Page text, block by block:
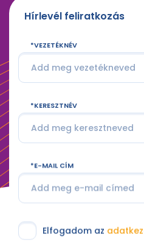
Hírlevél feliratkozás
VEZETÉKNÉV
KERESZTNÉV
E-MAIL CÍM
Elfogadom az